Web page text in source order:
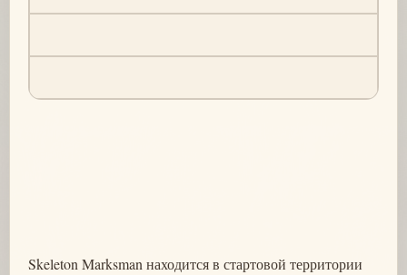
Skeleton Marksman находится в стартовой территории